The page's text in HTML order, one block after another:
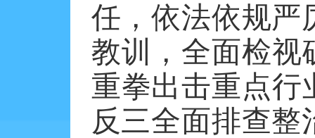
任，依法依规严
教训，全面检视
重拳出击重点行
反三全面排查